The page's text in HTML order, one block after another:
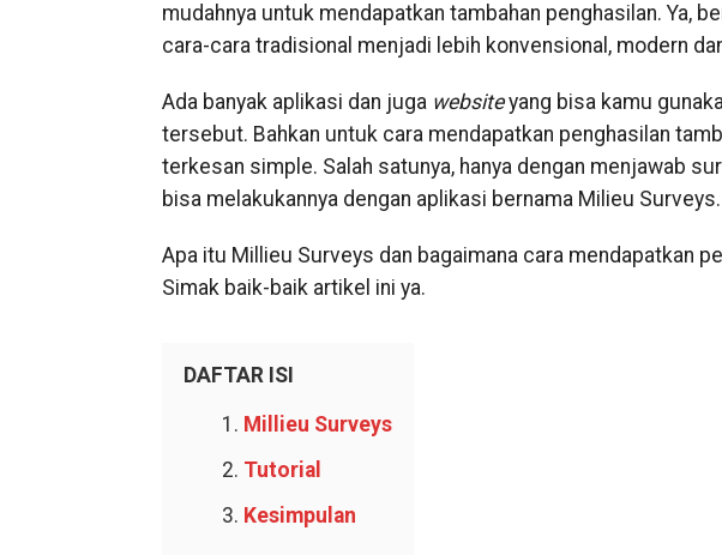
mudahnya untuk mendapatkan tambahan penghasilan. Ya,
cara-cara tradisional menjadi lebih konvensional, modern
Ada banyak aplikasi dan juga websiteyang bisa kamu
tersebut. Bahkan untuk cara mendapatkan penghasilan
terkesan simple. Salah satunya, hanya dengan menjawab
bisa melakukannya dengan aplikasi bernama Milieu Surveys.
Apa itu Millieu Surveys dan bagaimana cara mendapatkan
Simak baik-baik artikel ini ya.
DAFTAR ISI
Millieu Surveys
Tutorial
Kesimpulan